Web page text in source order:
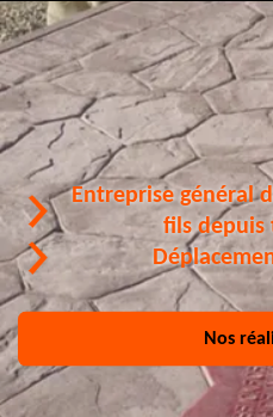
Entreprise général
fils depuis
Nos